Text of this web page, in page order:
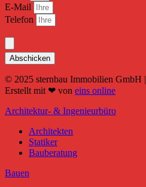
E-Mail
Telefon
Abschicken
© 2025 sternbau Immobilien GmbH |
Erstellt mit ❤ von eins online
Architektur- & Ingenieurbüro
Architekten
Statiker
Bauberatung
Bauen